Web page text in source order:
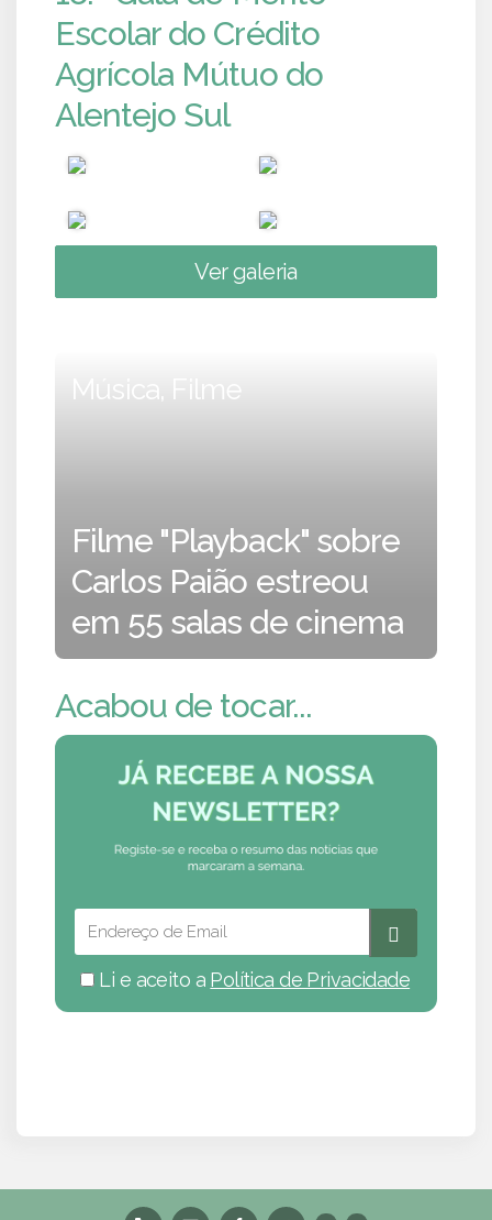
Escolar do Crédito
Agrícola Mútuo do
Alentejo Sul
Ver galeria
Música, Filme
Filme "Playback" sobre
Carlos Paião estreou
em 55 salas de cinema
Acabou de tocar...
Li e aceito a Política de Privacidade